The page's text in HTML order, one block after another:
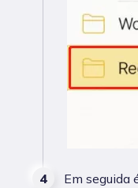
Em seguida